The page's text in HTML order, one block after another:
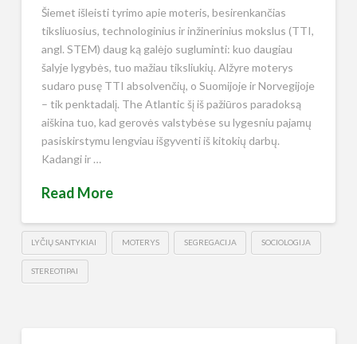
Šiemet išleisti tyrimo apie moteris, besirenkančias
tiksliuosius, technologinius ir inžinerinius mokslus (TTI,
angl. STEM) daug ką galėjo sugluminti: kuo daugiau
šalyje lygybės, tuo mažiau tiksliukių. Alžyre moterys
sudaro pusę TTI absolvenčių, o Suomijoje ir Norvegijoje
– tik penktadalį. The Atlantic šį iš pažiūros paradoksą
aiškina tuo, kad gerovės valstybėse su lygesniu pajamų
pasiskirstymu lengviau išgyventi iš kitokių darbų.
Kadangi ir …
Read More
LYČIŲ SANTYKIAI MOTERYS SEGREGACIJA SOCIOLOGIJA
STEREOTIPAI